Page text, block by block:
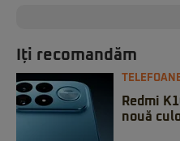
Iți recomandăm
Redmi
nouă